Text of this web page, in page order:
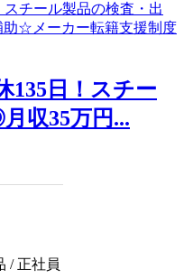
135日！スチー
収35万円...
/ 正社員